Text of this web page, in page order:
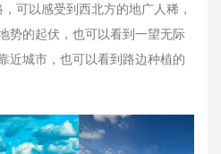
可以感受到西北方的地广人稀，
势的起伏，也可以看到一望无际
近城市，也可以看到路边种植的